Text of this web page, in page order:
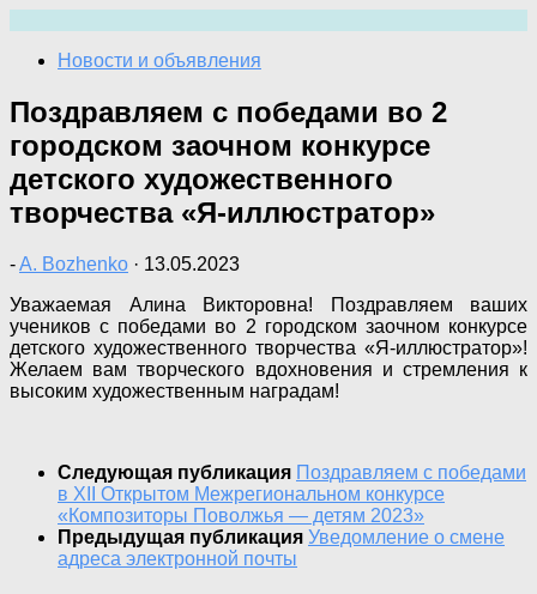
содержимому
Новости и объявления
Поздравляем с победами во 2
городском заочном конкурсе
детского художественного
творчества «Я-иллюстратор»
-A. Bozhenko · 13.05.2023
Уважаемая Алина Викторовна! Поздравляем ваших
учеников с победами во 2 городском заочном конкурсе
детского художественного творчества «Я-иллюстратор»!
Желаем вам творческого вдохновения и стремления к
высоким художественным наградам!
Следующая публикация Поздравляем с победами
в XII Открытом Межрегиональном конкурсе
«Композиторы Поволжья — детям 2023»
Предыдущая публикация Уведомление о смене
адреса электронной почты